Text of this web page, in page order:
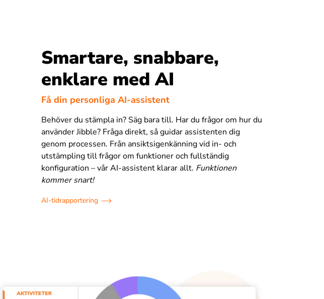
Smartare, snabbare,
enklare med AI
Få din personliga AI-assistent
Behöver du stämpla in? Säg bara till. Har du frågor om hur du
använder Jibble? Fråga direkt, så guidar assistenten dig
genom processen. Från ansiktsigenkänning vid in- och
utstämpling till frågor om funktioner och fullständig
konfiguration – vår AI-assistent klarar allt. Funktionen
kommer snart!
AI-tidrapportering